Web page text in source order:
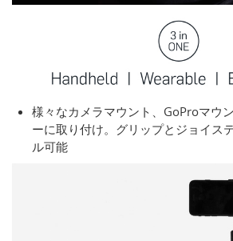
様々なカメラマウント、GoProマウ
ーに取り付け。グリップとジョイス
ル可能